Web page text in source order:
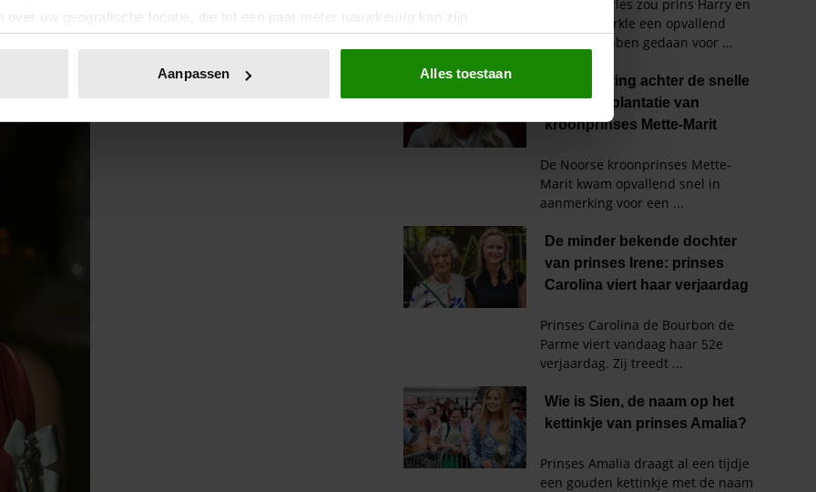
over uw geografische locatie, die tot een paar meter nauwkeurig kan zijn
door het actief te scannen op specifieke eigenschappen (fingerprinting)
of intrekken in de Cookieverklaring.
en advertenties te personaliseren, om functies voor social media te bieden en om ons
Ook delen we informatie over uw gebruik van onze site met onze partners voor social
Deze partners kunnen deze gegevens combineren met andere informatie die u aan ze heeft
op basis van uw gebruik van hun services. U gaat akkoord met onze cookies als u
Aanpassen Alles toestaan